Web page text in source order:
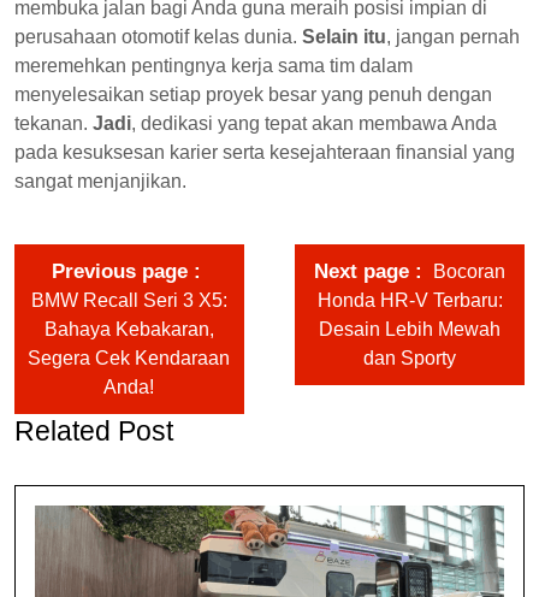
membuka jalan bagi Anda guna meraih posisi impian di
perusahaan otomotif kelas dunia. Selain itu, jangan pernah
meremehkan pentingnya kerja sama tim dalam
menyelesaikan setiap proyek besar yang penuh dengan
tekanan. Jadi, dedikasi yang tepat akan membawa Anda
pada kesuksesan karier serta kesejahteraan finansial yang
sangat menjanjikan.
Previous page
BMW Recall Seri 3 X5:
Bahaya Kebakaran,
Segera Cek Kendaraan
Anda!
Next page
Bocoran
Honda HR-V Terbaru:
Desain Lebih Mewah
dan Sporty
Related Post